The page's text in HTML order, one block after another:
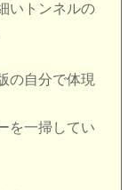
いトンネルの
の自分で体現
を一掃してい